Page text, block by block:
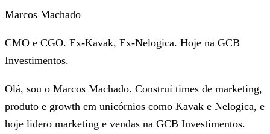
Marcos Machado
CMO e CGO. Ex-Kavak, Ex-Nelogica. Hoje na GCB
Investimentos.
Olá, sou o Marcos Machado. Construí times de marketing,
produto e growth em unicórnios como Kavak e Nelogica, e
hoje lidero marketing e vendas na GCB Investimentos.